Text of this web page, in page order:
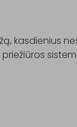
kasdienius